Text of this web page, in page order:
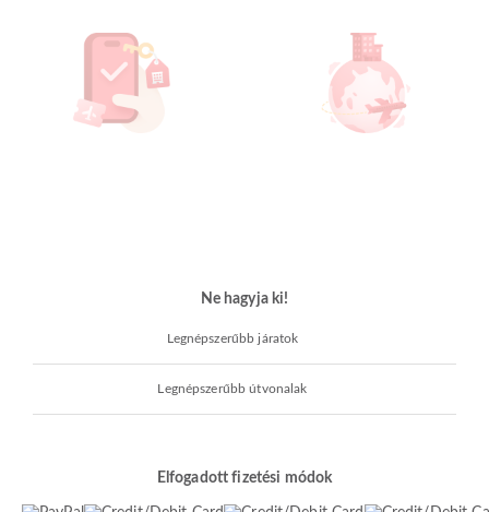
Ne hagyja ki!
Legnépszerűbb járatok
Legnépszerűbb útvonalak
Elfogadott fizetési módok